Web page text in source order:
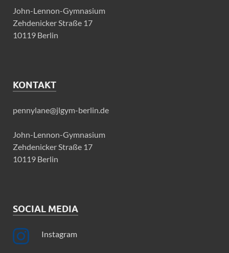
John-Lennon-Gymnasium
Zehdenicker Straße 17
10119 Berlin
KONTAKT
pennylane@jlgym-berlin.de
John-Lennon-Gymnasium
Zehdenicker Straße 17
10119 Berlin
SOCIAL MEDIA
Instagram